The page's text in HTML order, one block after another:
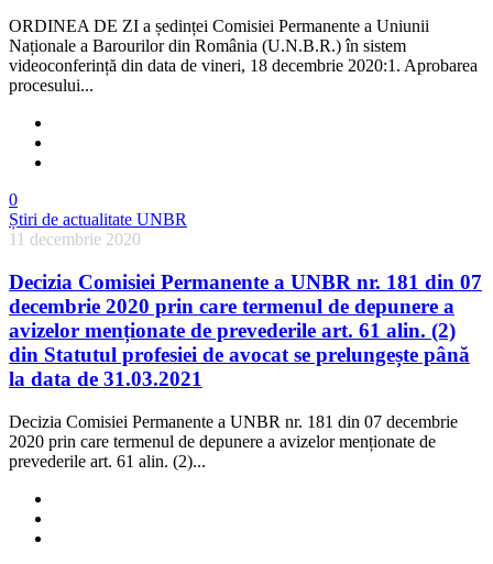
ORDINEA DE ZI a ședinței Comisiei Permanente a Uniunii
Naționale a Barourilor din România (U.N.B.R.) în sistem
videoconferință din data de vineri, 18 decembrie 2020:1. Aprobarea
procesului...
0
Știri de actualitate UNBR
11 decembrie 2020
Decizia Comisiei Permanente a UNBR nr. 181 din 07
decembrie 2020 prin care termenul de depunere a
avizelor menționate de prevederile art. 61 alin. (2)
din Statutul profesiei de avocat se prelungește până
la data de 31.03.2021
Decizia Comisiei Permanente a UNBR nr. 181 din 07 decembrie
2020 prin care termenul de depunere a avizelor menționate de
prevederile art. 61 alin. (2)...